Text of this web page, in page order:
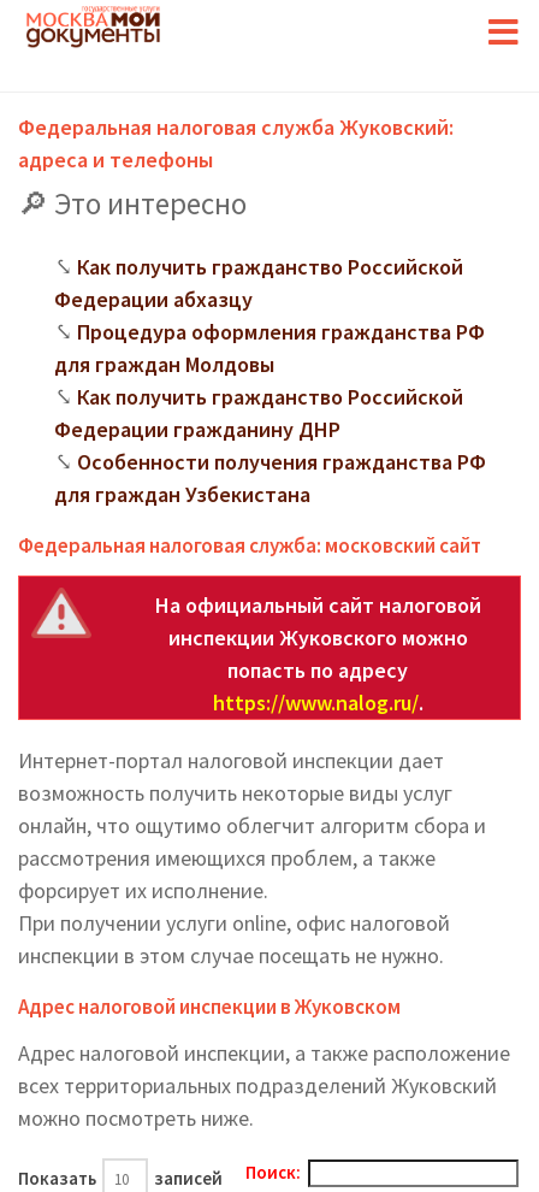
Федеральная налоговая служба Жуковский:
адреса и телефоны
Это интересно
Как получить гражданство Российской
Федерации абхазцу
Процедура оформления гражданства РФ
для граждан Молдовы
Как получить гражданство Российской
Федерации гражданину ДНР
Особенности получения гражданства РФ
для граждан Узбекистана
Федеральная налоговая служба: московский сайт
На официальный сайт налоговой
инспекции Жуковского можно
попасть по адресу
https://www.nalog.ru/.
Интернет-портал налоговой инспекции дает
возможность получить некоторые виды услуг
онлайн, что ощутимо облегчит алгоритм сбора и
рассмотрения имеющихся проблем, а также
форсирует их исполнение.
При получении услуги online, офис налоговой
инспекции в этом случае посещать не нужно.
Адрес налоговой инспекции в Жуковском
Адрес налоговой инспекции, а также расположение
всех территориальных подразделений Жуковский
можно посмотреть ниже.
Показать записей Поиск: